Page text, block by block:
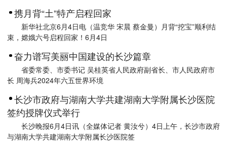
携月背“土”特产启程回家
新华社北京6月4日电（温竞华 宋晨 蔡金曼）月背“挖宝”顺利结
束，嫦娥六号启程回家！6月4日
奋力谱写美丽中国建设的长沙篇章
省委常委、市委书记 吴桂英省人民政府副省长、市人民政府市
长 周海兵2024年六五世界环境
长沙市政府与湖南大学共建湖南大学附属长沙医院
签约授牌仪式举行
长沙晚报6月4日讯（全媒体记者 黄汝兮）4日上午，长沙市政府
与湖南大学共建湖南大学附属长沙医院签